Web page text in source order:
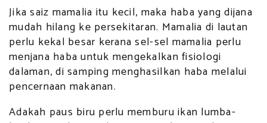
Jika saiz mamalia itu kecil, maka haba yang dijana
mudah hilang ke persekitaran. Mamalia di lautan
perlu kekal besar kerana sel-sel mamalia perlu
menjana haba untuk mengekalkan fisiologi
dalaman, di samping menghasilkan haba melalui
pencernaan makanan.
Adakah paus biru perlu memburu ikan lumba-